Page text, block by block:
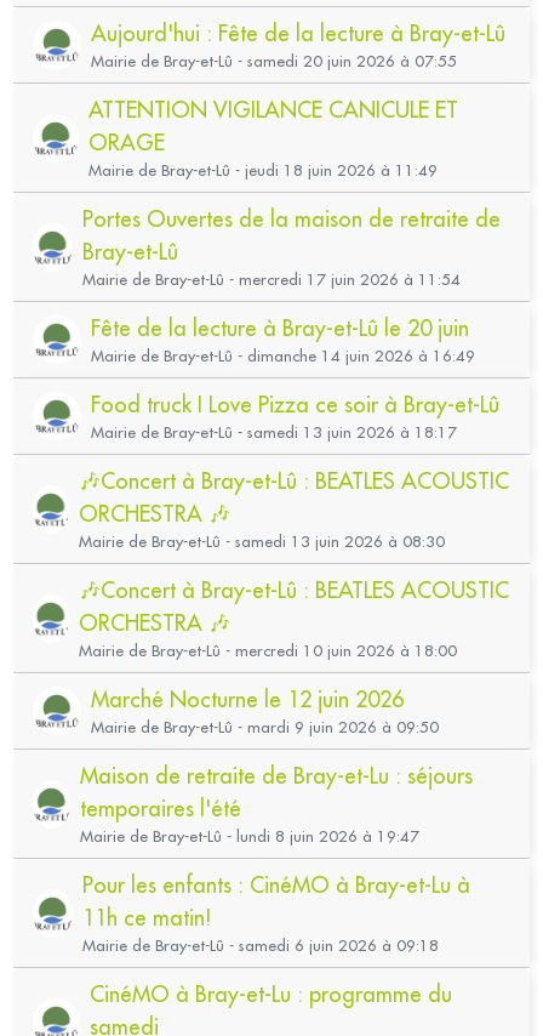
Aujourd'hui : Fête de la lecture à Bray-et-Lû
Mairie de Bray-et-Lû - samedi 20 juin 2026 à 07:55
ATTENTION VIGILANCE CANICULE ET
ORAGE
Mairie de Bray-et-Lû - jeudi 18 juin 2026 à 11:49
Portes Ouvertes de la maison de retraite de
Bray-et-Lû
Mairie de Bray-et-Lû - mercredi 17 juin 2026 à 11:54
Fête de la lecture à Bray-et-Lû le 20 juin
Mairie de Bray-et-Lû - dimanche 14 juin 2026 à 16:49
Food truck I Love Pizza ce soir à Bray-et-Lû
Mairie de Bray-et-Lû - samedi 13 juin 2026 à 18:17
🎶Concert à Bray-et-Lû : BEATLES ACOUSTIC
ORCHESTRA 🎶
Mairie de Bray-et-Lû - samedi 13 juin 2026 à 08:30
🎶Concert à Bray-et-Lû : BEATLES ACOUSTIC
ORCHESTRA 🎶
Mairie de Bray-et-Lû - mercredi 10 juin 2026 à 18:00
Marché Nocturne le 12 juin 2026
Mairie de Bray-et-Lû - mardi 9 juin 2026 à 09:50
Maison de retraite de Bray-et-Lu : séjours
temporaires l'été
Mairie de Bray-et-Lû - lundi 8 juin 2026 à 19:47
Pour les enfants : CinéMO à Bray-et-Lu à
11h ce matin!
Mairie de Bray-et-Lû - samedi 6 juin 2026 à 09:18
CinéMO à Bray-et-Lu : programme du
samedi